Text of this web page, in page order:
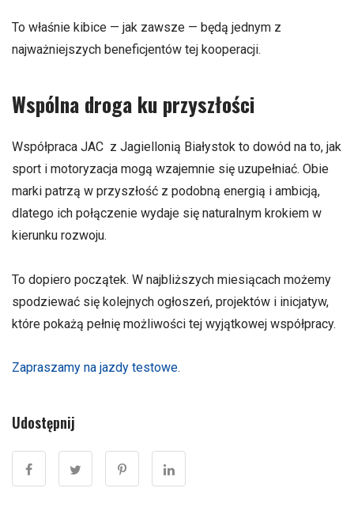
To właśnie kibice — jak zawsze — będą jednym z
najważniejszych beneficjentów tej kooperacji.
Wspólna droga ku przyszłości
Współpraca JAC z Jagiellonią Białystok to dowód na to, jak
sport i motoryzacja mogą wzajemnie się uzupełniać. Obie
marki patrzą w przyszłość z podobną energią i ambicją,
dlatego ich połączenie wydaje się naturalnym krokiem w
kierunku rozwoju.
To dopiero początek. W najbliższych miesiącach możemy
spodziewać się kolejnych ogłoszeń, projektów i inicjatyw,
które pokażą pełnię możliwości tej wyjątkowej współpracy.
Zapraszamy na jazdy testowe.
Udostępnij